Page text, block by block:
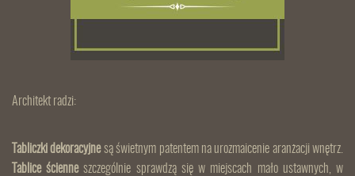
Architekt radzi:
Tabliczki dekoracyjnesą świetnym patentem na urozmaicenie aranżacji wnętrz.
Tablice ścienneszczególnie sprawdzą się w miejscach mało ustawnych, w